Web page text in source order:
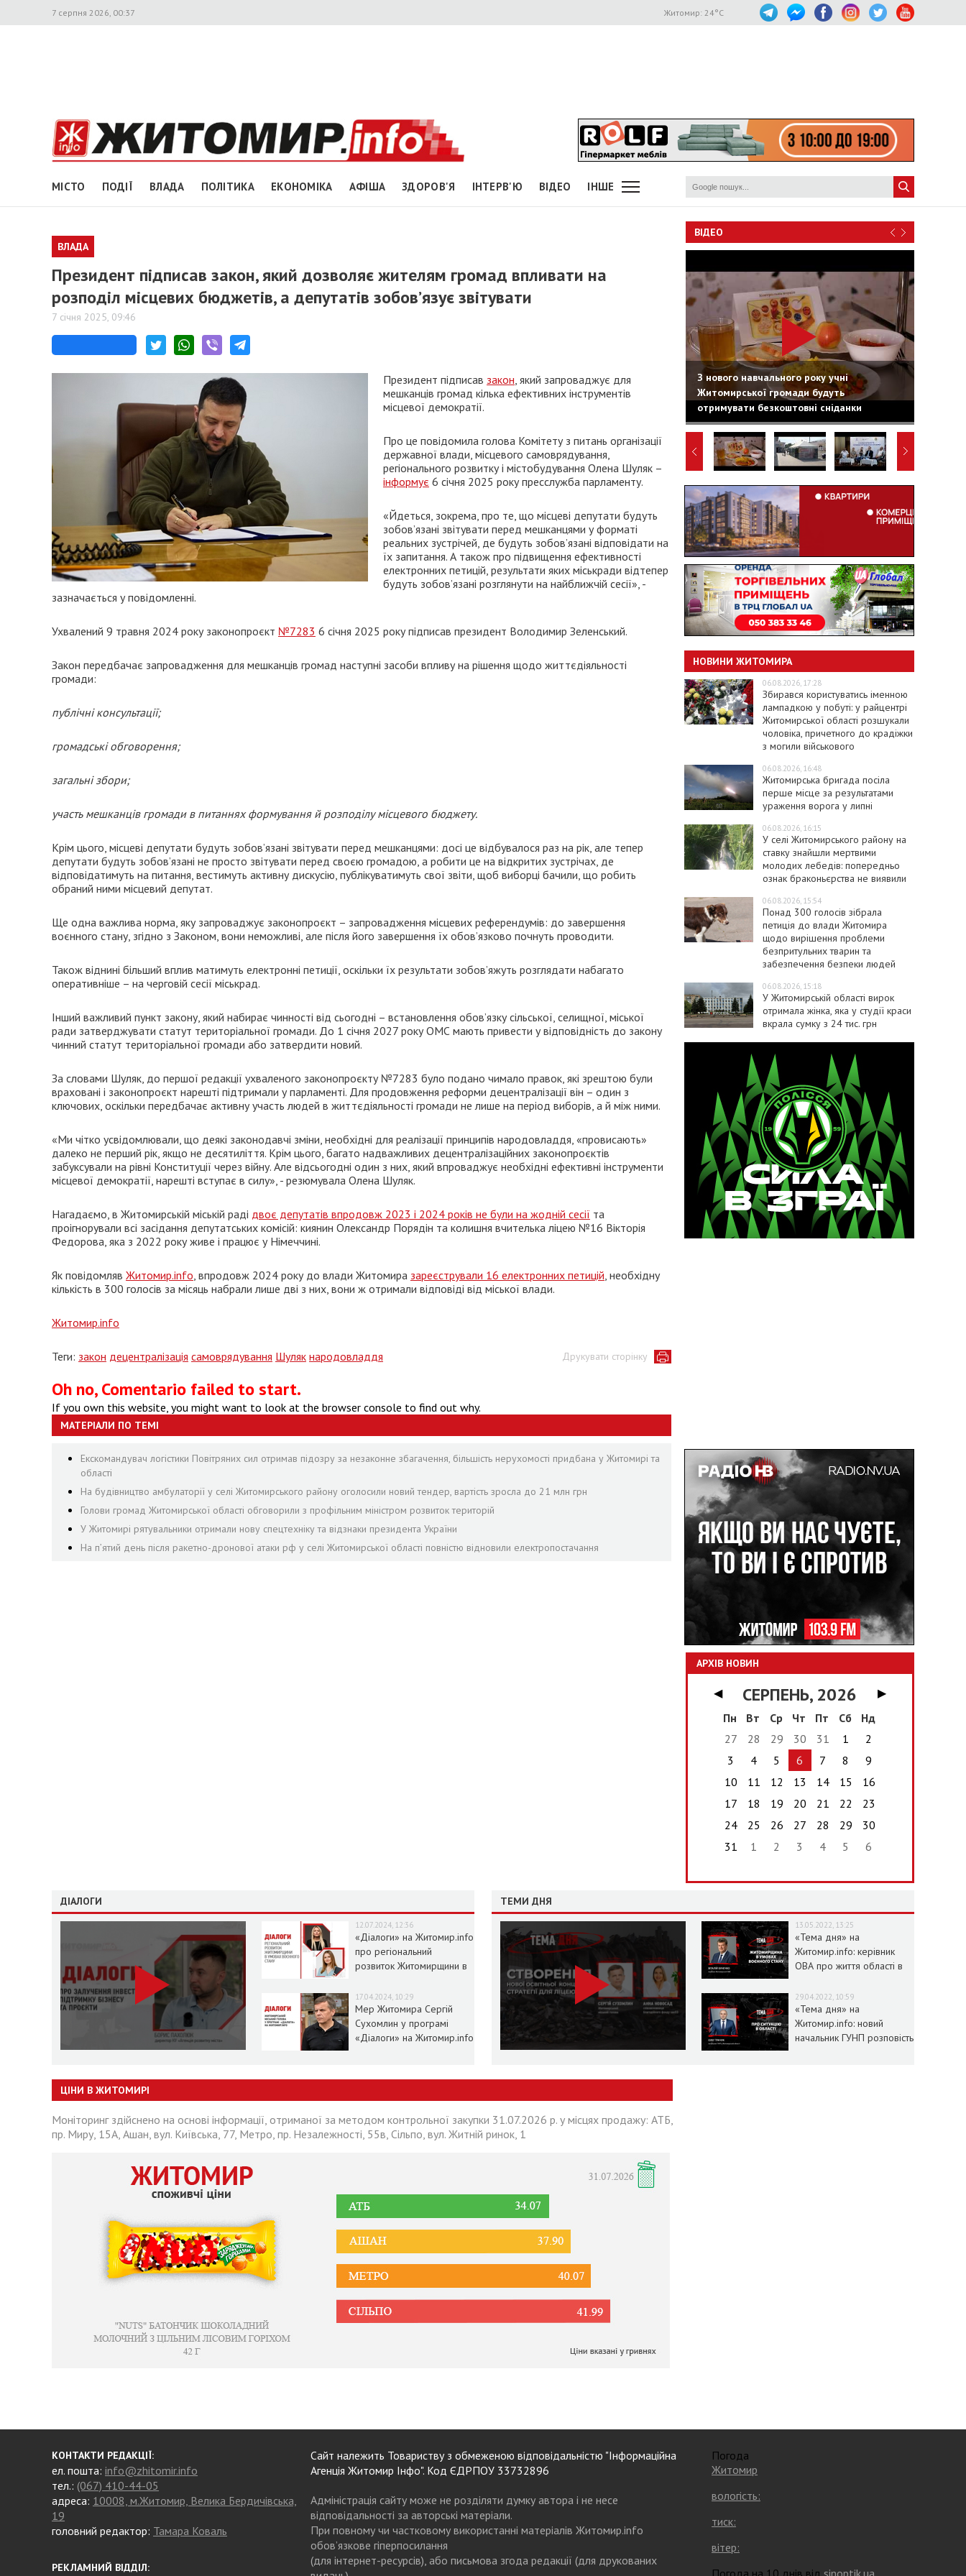
7 серпня 2026, 00:37 Житомир: 24°C
МІСТО ПОДІЇ ВЛАДА ПОЛІТИКА ЕКОНОМІКА АФІША ЗДОРОВ'Я ІНТЕРВ'Ю ВІДЕО ІНШЕ
ВЛАДА
Президент підписав закон, який дозволяє жителям громад впливати на
розподіл місцевих бюджетів, а депутатів зобов’язує звітувати
7 січня 2025, 09:46
Президент підписав закон, який запроваджує для
мешканців громад кілька ефективних інструментів
місцевої демократії.
Про це повідомила голова Комітету з питань організації
державної влади, місцевого самоврядування,
регіонального розвитку і містобудування Олена Шуляк –
інформує 6 січня 2025 року пресслужба парламенту.
«Йдеться, зокрема, про те, що місцеві депутати будуть
зобов’язані звітувати перед мешканцями у форматі
реальних зустрічей, де будуть зобов’язані відповідати на
їх запитання. А також про підвищення ефективності
електронних петицій, результати яких міськради відтепер
будуть зобов’язані розглянути на найближчій сесії», -
зазначається у повідомленні.
Ухвалений 9 травня 2024 року законопроєкт №7283 6 січня 2025 року підписав президент Володимир Зеленський.
Закон передбачає запровадження для мешканців громад наступні засоби впливу на рішення щодо життєдіяльності
громади:
публічні консультації;
громадські обговорення;
загальні збори;
участь мешканців громади в питаннях формування й розподілу місцевого бюджету.
Крім цього, місцеві депутати будуть зобов’язані звітувати перед мешканцями: досі це відбувалося раз на рік, але тепер
депутати будуть зобов’язані не просто звітувати перед своєю громадою, а робити це на відкритих зустрічах, де
відповідатимуть на питання, вестимуть активну дискусію, публікуватимуть свої звіти, щоб виборці бачили, що робить
обраний ними місцевий депутат.
Ще одна важлива норма, яку запроваджує законопроєкт – запровадження місцевих референдумів: до завершення
воєнного стану, згідно з Законом, вони неможливі, але після його завершення їх обов’язково почнуть проводити.
Також віднині більший вплив матимуть електронні петиції, оскільки їх результати зобов’яжуть розглядати набагато
оперативніше – на черговій сесії міськрад.
Інший важливий пункт закону, який набирає чинності від сьогодні – встановлення обов’язку сільської, селищної, міської
ради затверджувати статут територіальної громади. До 1 січня 2027 року ОМС мають привести у відповідність до закону
чинний статут територіальної громади або затвердити новий.
За словами Шуляк, до першої редакції ухваленого законопроєкту №7283 було подано чимало правок, які зрештою були
враховані і законопроєкт нарешті підтримали у парламенті. Для продовження реформи децентралізації він – один з
ключових, оскільки передбачає активну участь людей в життєдіяльності громади не лише на період виборів, а й між ними.
«Ми чітко усвідомлювали, що деякі законодавчі зміни, необхідні для реалізації принципів народовладдя, «провисають»
далеко не перший рік, якщо не десятиліття. Крім цього, багато надважливих децентралізаційних законопроєктів
забуксували на рівні Конституції через війну. Але відсьогодні один з них, який впроваджує необхідні ефективні інструменти
місцевої демократії, нарешті вступає в силу», - резюмувала Олена Шуляк.
Нагадаємо, в Житомирській міській раді двоє депутатів впродовж 2023 і 2024 років не були на жодній сесії та
проігнорували всі засідання депутатських комісій: киянин Олександр Порядін та колишня вчителька ліцею №16 Вікторія
Федорова, яка з 2022 року живе і працює у Німеччині.
Як повідомляв Житомир.info, впродовж 2024 року до влади Житомира зареєстрували 16 електронних петицій, необхідну
кількість в 300 голосів за місяць набрали лише дві з них, вони ж отримали відповіді від міської влади.
Житомир.info
Друкувати сторінку
Теги: закон децентралізація самоврядування Шуляк народовладдя
Oh no, Comentario failed to start.
If you own this website, you might want to look at the browser console to find out why.
МАТЕРІАЛИ ПО ТЕМІ
Екскомандувач логістики Повітряних сил отримав підозру за незаконне збагачення, більшість нерухомості придбана у Житомирі та
області
На будівництво амбулаторії у селі Житомирського району оголосили новий тендер, вартість зросла до 21 млн грн
Голови громад Житомирської області обговорили з профільним міністром розвиток територій
У Житомирі рятувальники отримали нову спецтехніку та відзнаки президента України
На пʼятий день після ракетно-дронової атаки рф у селі Житомирської області повністю відновили електропостачання
ВІДЕО
З нового навчального року учні
Житомирської громади будуть
отримувати безкоштовні сніданки
НОВИНИ ЖИТОМИРА
06.08.2026, 17:28
Збирався користуватись іменною
лампадкою у побуті: у райцентрі
Житомирської області розшукали
чоловіка, причетного до крадіжки
з могили військового
06.08.2026, 16:48
Житомирська бригада посіла
перше місце за результатами
ураження ворога у липні
06.08.2026, 16:15
У селі Житомирського району на
ставку знайшли мертвими
молодих лебедів: попередньо
ознак браконьєрства не виявили
06.08.2026, 15:54
Понад 300 голосів зібрала
петиція до влади Житомира
щодо вирішення проблеми
безпритульних тварин та
забезпечення безпеки людей
06.08.2026, 15:18
У Житомирській області вирок
отримала жінка, яка у студії краси
вкрала сумку з 24 тис. грн
АРХІВ НОВИН
◀ СЕРПЕНЬ, 2026
▶
Пн
Вт Ср Чт Пт Сб
Нд
27
28 29 30 31 1
2
3
4 5 6 7 8
9
10
11 12 13 14 15
16
17
18 19 20 21 22
23
24
25 26 27 28 29
30
31
1 2 3 4 5 6
ДІАЛОГИ
12.07.2024, 12:36
«Діалоги» на Житомир.info
про регіональний
розвиток Житомирщини в
17.04.2024, 10:29
Мер Житомира Сергій
Сухомлин у програмі
«Діалоги» на Житомир.info
ТЕМИ ДНЯ
13.05.2022, 13:25
«Тема дня» на
Житомир.info: керівник
ОВА про життя області в
29.04.2022, 10:59
«Тема дня» на
Житомир.info: новий
начальник ГУНП розповість
ЦІНИ В ЖИТОМИРІ
Моніторинг здійснено на основі інформації, отриманої за методом контрольної закупки 31.07.2026 р. у місцях продажу: АТБ,
пр. Миру, 15А, Ашан, вул. Київська, 77, Метро, пр. Незалежності, 55в, Сільпо, вул. Житній ринок, 1
КОНТАКТИ РЕДАКЦІЇ:
ел. пошта: info@zhitomir.info
тел.: (067) 410-44-05
адреса: 10008, м.Житомир, Велика Бердичівська,
19
головний редактор: Тамара Коваль
РЕКЛАМНИЙ ВІДДІЛ:
Сайт належить Товариству з обмеженою відповідальністю "Інформаційна
Агенція Житомир Інфо". Код ЄДРПОУ 33732896
Адміністрація сайту може не розділяти думку автора і не несе
відповідальності за авторські матеріали.
При повному чи частковому використанні матеріалів Житомир.info
обов’язкове гіперпосилання
(для інтернет-ресурсів), або письмова згода редакції (для друкованих
Погода
Житомир
вологість:
тиск:
вітер:
Погода на 10 днів від sinoptik.ua